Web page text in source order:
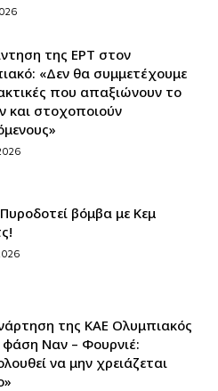
της ΕΡΤ στον
«Δεν θα συμμετέχουμε
που απαξιώνουν το
και στοχοποιούν
βόμβα με Κεμ
της ΚΑΕ Ολυμπιακός
φάση Ναν – Φουρνιέ:
να μην χρειάζεται